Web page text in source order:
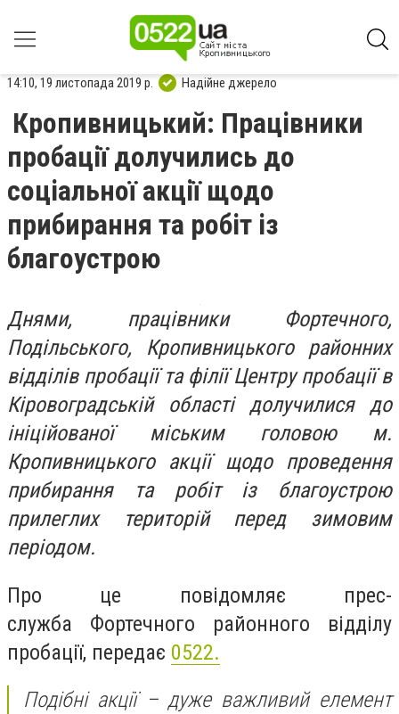
14:10, 19 листопада 2019 р. Надійне джерело
Кропивницький: Працівники
пробації долучились до
соціальної акції щодо
прибирання та робіт із
благоустрою
Днями, працівники Фортечного,
Подільського, Кропивницького районних
відділів пробації та філії Центру пробації в
Кіровоградській області долучилися до
ініційованої міським головою м.
Кропивницького акції щодо проведення
прибирання та робіт із благоустрою
прилеглих територій перед зимовим
періодом.
Про це повідомляє прес-
служба Фортечного районного відділу
пробації, передає 0522.
Подібні акції – дуже важливий елемент